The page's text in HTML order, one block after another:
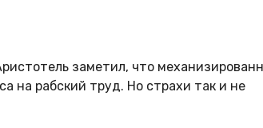
заметил, что
на рабский труд. Но страхи так и не